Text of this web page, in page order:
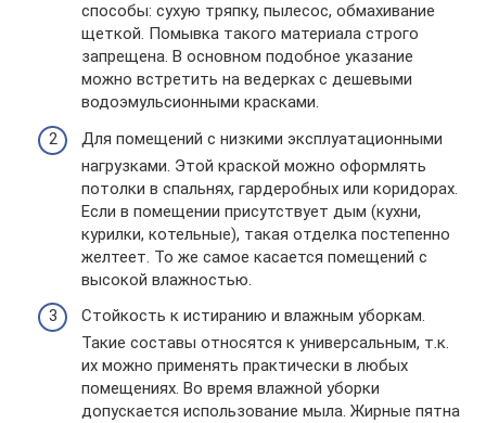
способы: сухую тряпку, пылесос, обмахивание
щеткой. Помывка такого материала строго
запрещена. В основном подобное указание
можно встретить на ведерках с дешевыми
водоэмульсионными красками.
Для помещений с низкими эксплуатационными
нагрузками. Этой краской можно оформлять
потолки в спальнях, гардеробных или коридорах.
Если в помещении присутствует дым (кухни,
курилки, котельные), такая отделка постепенно
желтеет. То же самое касается помещений с
высокой влажностью.
Стойкость к истиранию и влажным уборкам.
Такие составы относятся к универсальным, т.к.
их можно применять практически в любых
помещениях. Во время влажной уборки
допускается использование мыла. Жирные пятна